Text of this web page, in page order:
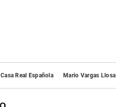
Casa Real Española Mario Vargas Llosa